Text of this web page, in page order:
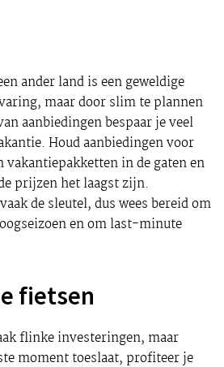
ander land is een geweldige
maar door slim te plannen
aanbiedingen bespaar je veel
Houd aanbiedingen voor
in de gaten en
prijzen het laagst zijn.
de sleutel, dus wees bereid om
en om last-minute
fietsen
flinke investeringen, maar
moment toeslaat, profiteer je